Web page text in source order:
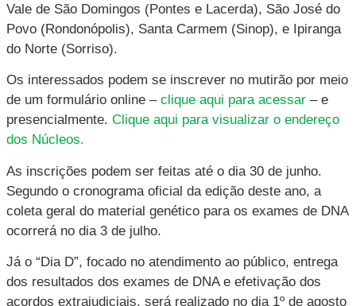
Vale de São Domingos (Pontes e Lacerda), São José do
Povo (Rondonópolis), Santa Carmem (Sinop), e Ipiranga
do Norte (Sorriso).
Os interessados podem se inscrever no mutirão por meio
de um formulário online – clique aqui para acessar – e
presencialmente. Clique aqui para visualizar o endereço
dos Núcleos.
As inscrições podem ser feitas até o dia 30 de junho.
Segundo o cronograma oficial da edição deste ano, a
coleta geral do material genético para os exames de DNA
ocorrerá no dia 3 de julho.
Já o “Dia D”, focado no atendimento ao público, entrega
dos resultados dos exames de DNA e efetivação dos
acordos extrajudiciais, será realizado no dia 1º de agosto